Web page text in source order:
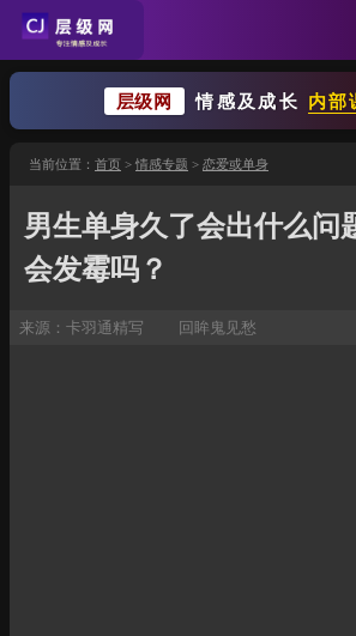
层级网 情感及成长 内部
当前位置： 首页 > 情感专题 > 恋爱或单身
男生单身久了会出什么问
会发霉吗？
来源： 卡羽通精写 回眸鬼见愁